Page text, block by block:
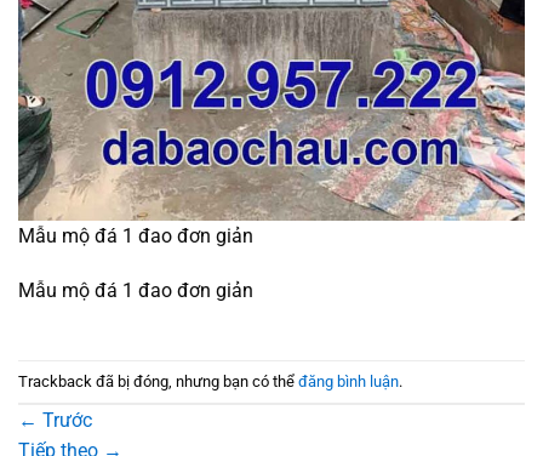
Mẫu mộ đá 1 đao đơn giản
Mẫu mộ đá 1 đao đơn giản
Trackback đã bị đóng, nhưng bạn có thể đăng bình luận.
← Trước
Tiếp theo →